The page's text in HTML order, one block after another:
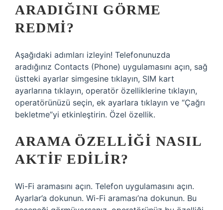
ARADIĞINI GÖRME
REDMI?
Aşağıdaki adımları izleyin! Telefonunuzda
aradığınız Contacts (Phone) uygulamasını açın, sağ
üstteki ayarlar simgesine tıklayın, SIM kart
ayarlarına tıklayın, operatör özelliklerine tıklayın,
operatörünüzü seçin, ek ayarlara tıklayın ve “Çağrı
bekletme”yi etkinleştirin. Özel özellik.
ARAMA ÖZELLIĞI NASIL
AKTIF EDILIR?
Wi-Fi aramasını açın. Telefon uygulamasını açın.
Ayarlar’a dokunun. Wi-Fi araması’na dokunun. Bu